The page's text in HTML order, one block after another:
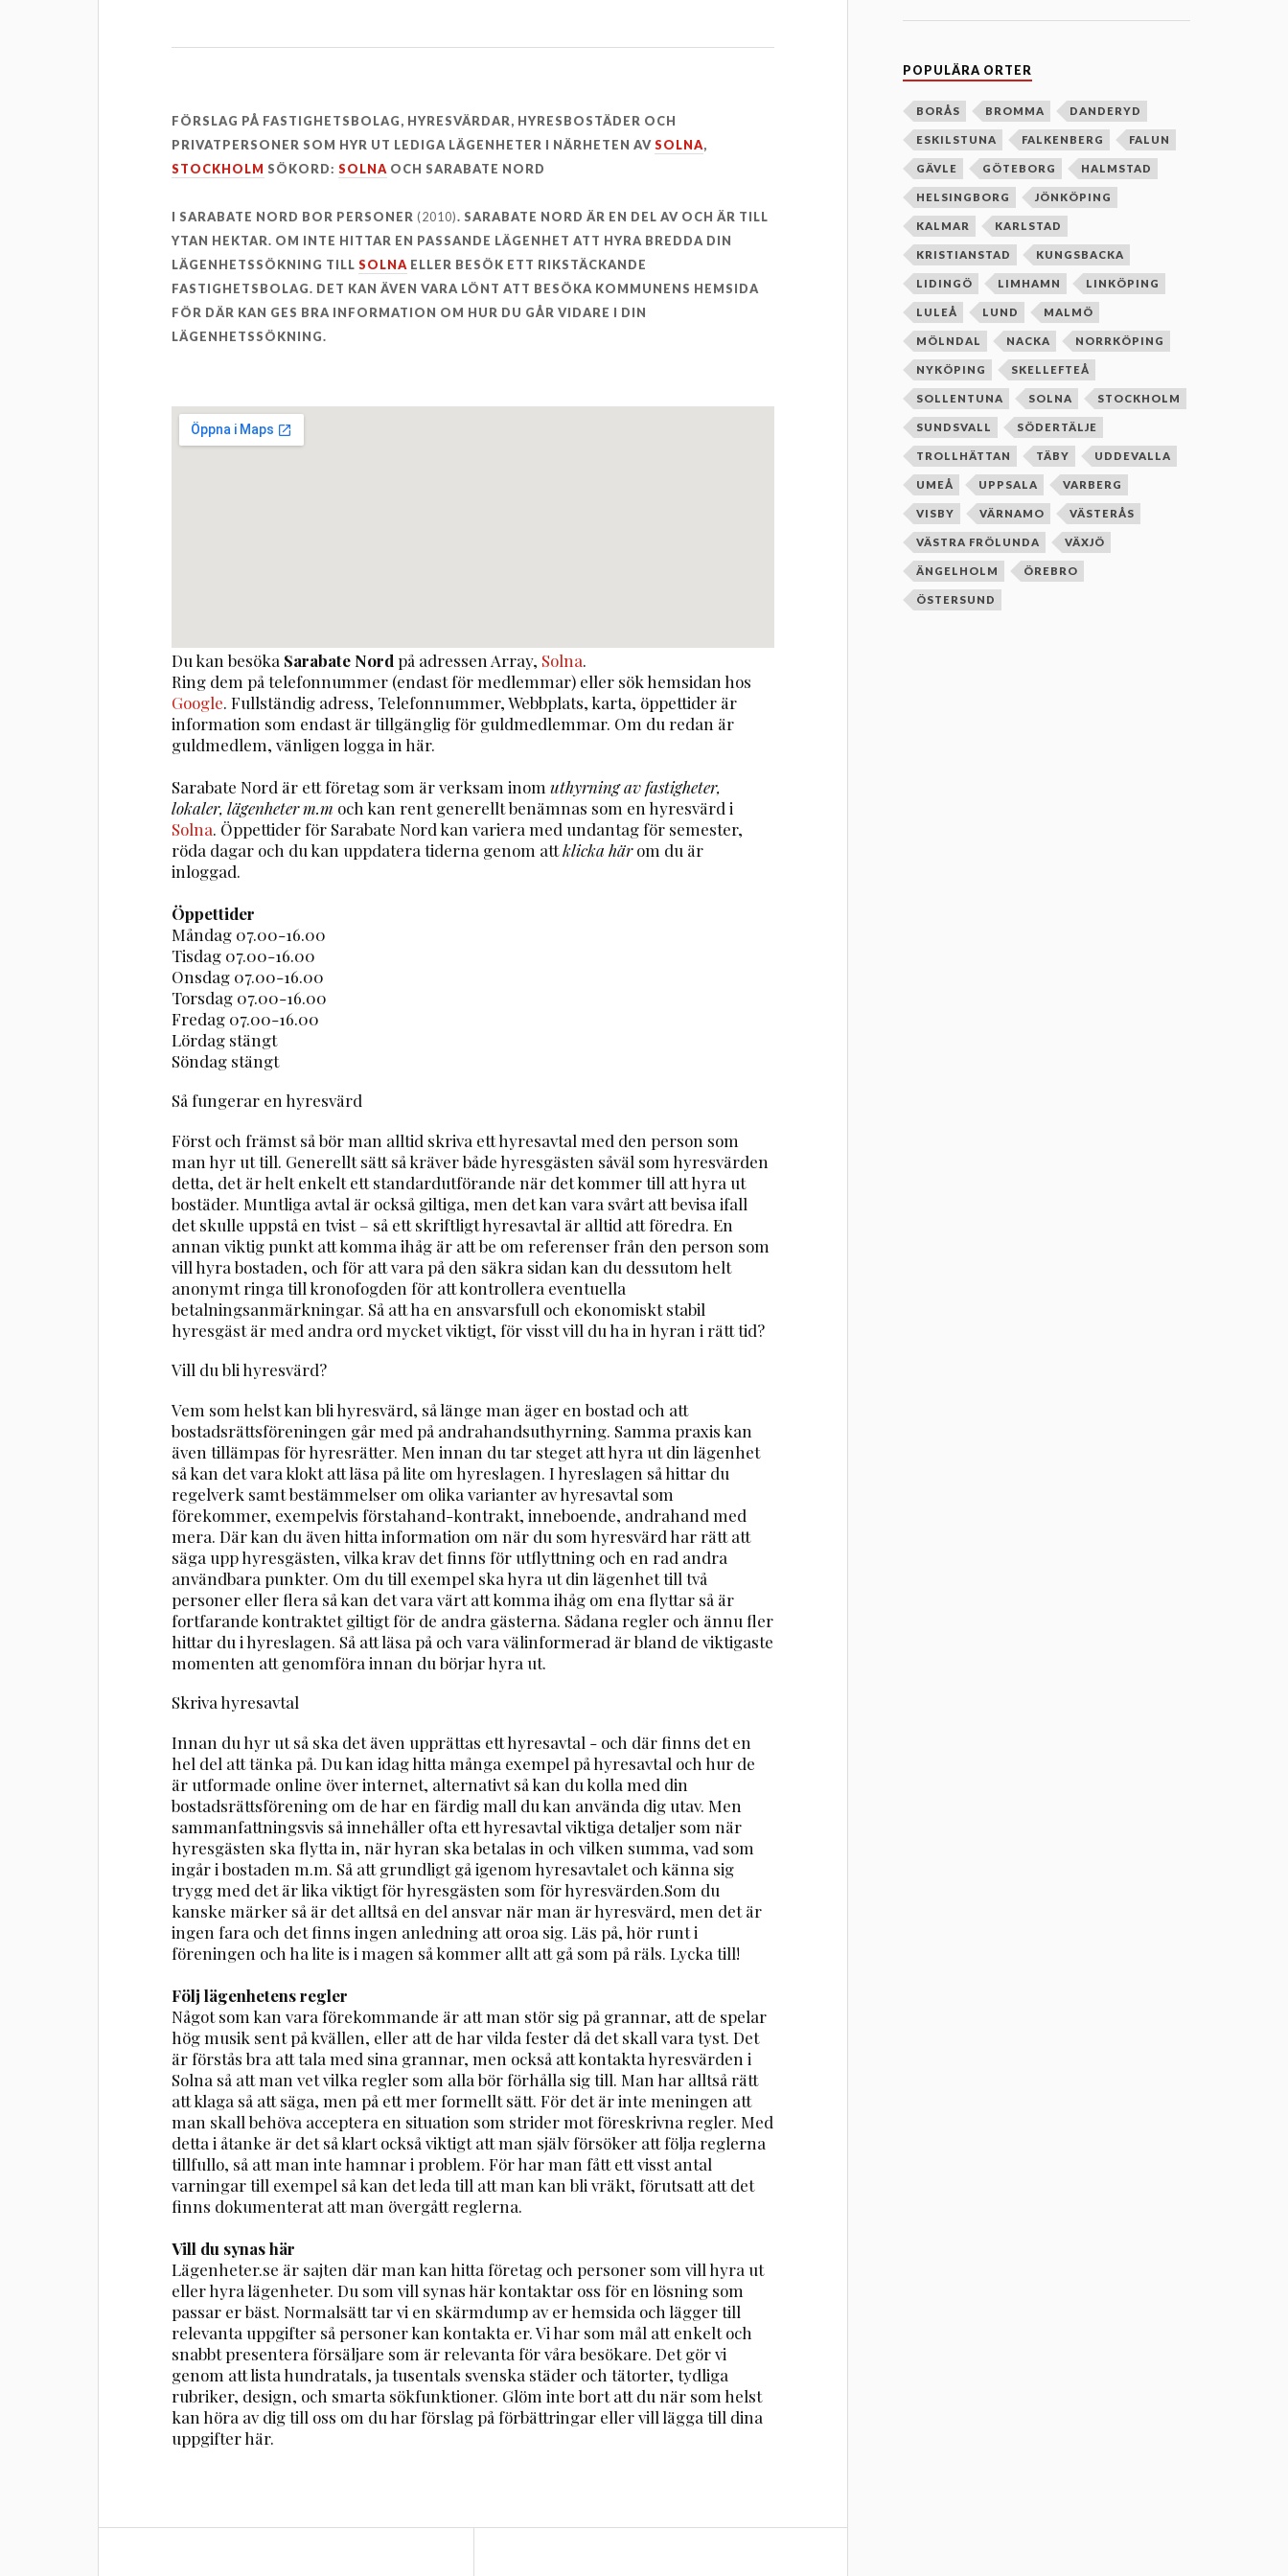
FÖRSLAG PÅ FASTIGHETSBOLAG, HYRESVÄRDAR, HYRESBOSTÄDER OCH
PRIVATPERSONER SOM HYR UT LEDIGA LÄGENHETER I NÄRHETEN AVSOLNA,
STOCKHOLM SÖKORD:SOLNA OCH SARABATE NORD
I SARABATE NORD BOR PERSONER(2010). SARABATE NORD ÄR EN DEL AV OCH ÄR TILL
YTAN HEKTAR. OM INTE HITTAR EN PASSANDE LÄGENHET ATT HYRA BREDDA DIN
LÄGENHETSSÖKNING TILLSOLNA ELLER BESÖK ETT RIKSTÄCKANDE
FASTIGHETSBOLAG. DET KAN ÄVEN VARA LÖNT ATT BESÖKA KOMMUNENS HEMSIDA
FÖR DÄR KAN GES BRA INFORMATION OM HUR DU GÅR VIDARE I DIN
LÄGENHETSSÖKNING.
Du kan besöka Sarabate Nord på adressen Array, Solna.
Ring dem på telefonnummer (endast för medlemmar) eller sök hemsidan hos
Google. Fullständig adress, Telefonnummer, Webbplats, karta, öppettider är
information som endast är tillgänglig för guldmedlemmar. Om du redan är
guldmedlem, vänligen logga in här.
Sarabate Nord är ett företag som är verksam inomuthyrning av fastigheter,
lokaler, lägenheter m.m och kan rent generellt benämnas som en hyresvärd i
Solna. Öppettider för Sarabate Nord kan variera med undantag för semester,
röda dagar och du kan uppdatera tiderna genom attklicka härom du är
inloggad.
Öppettider
Måndag 07.00-16.00
Tisdag 07.00-16.00
Onsdag 07.00-16.00
Torsdag 07.00-16.00
Fredag 07.00-16.00
Lördag stängt
Söndag stängt
Så fungerar en hyresvärd
Först och främst så bör man alltid skriva ett hyresavtal med den person som
man hyr ut till. Generellt sätt så kräver både hyresgästen såväl som hyresvärden
detta, det är helt enkelt ett standardutförande när det kommer till att hyra ut
bostäder. Muntliga avtal är också giltiga, men det kan vara svårt att bevisa ifall
det skulle uppstå en tvist – så ett skriftligt hyresavtal är alltid att föredra. En
annan viktig punkt att komma ihåg är att be om referenser från den person som
vill hyra bostaden, och för att vara på den säkra sidan kan du dessutom helt
anonymt ringa till kronofogden för att kontrollera eventuella
betalningsanmärkningar. Så att ha en ansvarsfull och ekonomiskt stabil
hyresgäst är med andra ord mycket viktigt, för visst vill du ha in hyran i rätt tid?
Vill du bli hyresvärd?
Vem som helst kan bli hyresvärd, så länge man äger en bostad och att
bostadsrättsföreningen går med på andrahandsuthyrning. Samma praxis kan
även tillämpas för hyresrätter. Men innan du tar steget att hyra ut din lägenhet
så kan det vara klokt att läsa på lite om hyreslagen. I hyreslagen så hittar du
regelverk samt bestämmelser om olika varianter av hyresavtal som
förekommer, exempelvis förstahand-kontrakt, inneboende, andrahand med
mera. Där kan du även hitta information om när du som hyresvärd har rätt att
säga upp hyresgästen, vilka krav det finns för utflyttning och en rad andra
användbara punkter. Om du till exempel ska hyra ut din lägenhet till två
personer eller flera så kan det vara värt att komma ihåg om ena flyttar så är
fortfarande kontraktet giltigt för de andra gästerna. Sådana regler och ännu fler
hittar du i hyreslagen. Så att läsa på och vara välinformerad är bland de viktigaste
momenten att genomföra innan du börjar hyra ut.
Skriva hyresavtal
Innan du hyr ut så ska det även upprättas ett hyresavtal - och där finns det en
hel del att tänka på. Du kan idag hitta många exempel på hyresavtal och hur de
är utformade online över internet, alternativt så kan du kolla med din
bostadsrättsförening om de har en färdig mall du kan använda dig utav. Men
sammanfattningsvis så innehåller ofta ett hyresavtal viktiga detaljer som när
hyresgästen ska flytta in, när hyran ska betalas in och vilken summa, vad som
ingår i bostaden m.m. Så att grundligt gå igenom hyresavtalet och känna sig
trygg med det är lika viktigt för hyresgästen som för hyresvärden.Som du
kanske märker så är det alltså en del ansvar när man är hyresvärd, men det är
ingen fara och det finns ingen anledning att oroa sig. Läs på, hör runt i
föreningen och ha lite is i magen så kommer allt att gå som på räls. Lycka till!
Följ lägenhetens regler
Något som kan vara förekommande är att man stör sig på grannar, att de spelar
hög musik sent på kvällen, eller att de har vilda fester då det skall vara tyst. Det
är förstås bra att tala med sina grannar, men också att kontakta hyresvärden i
Solna så att man vet vilka regler som alla bör förhålla sig till. Man har alltså rätt
att klaga så att säga, men på ett mer formellt sätt. För det är inte meningen att
man skall behöva acceptera en situation som strider mot föreskrivna regler. Med
detta i åtanke är det så klart också viktigt att man själv försöker att följa reglerna
tillfullo, så att man inte hamnar i problem. För har man fått ett visst antal
varningar till exempel så kan det leda till att man kan bli vräkt, förutsatt att det
finns dokumenterat att man övergått reglerna.
Vill du synas här
Lägenheter.se är sajten där man kan hitta företag och personer som vill hyra ut
eller hyra lägenheter. Du som vill synas här kontaktar oss för en lösning som
passar er bäst. Normalsätt tar vi en skärmdump av er hemsida och lägger till
relevanta uppgifter så personer kan kontakta er. Vi har som mål att enkelt och
snabbt presentera försäljare som är relevanta för våra besökare. Det gör vi
genom att lista hundratals, ja tusentals svenska städer och tätorter, tydliga
rubriker, design, och smarta sökfunktioner. Glöm inte bort att du när som helst
kan höra av dig till oss om du har förslag på förbättringar eller vill lägga till dina
uppgifter här.
e
k
s
n
POPULÄRA ORTER
BORÅS BROMMA DANDERYD
ESKILSTUNA FALKENBERG FALUN
GÄVLE GÖTEBORG HALMSTAD
HELSINGBORG JÖNKÖPING
KALMAR KARLSTAD
KRISTIANSTAD KUNGSBACKA
LIDINGÖ LIMHAMN LINKÖPING
LULEÅ LUND MALMÖ
MÖLNDAL NACKA NORRKÖPING
NYKÖPING SKELLEFTEÅ
SOLLENTUNA SOLNA STOCKHOLM
SUNDSVALL SÖDERTÄLJE
TROLLHÄTTAN TÄBY UDDEVALLA
UMEÅ UPPSALA VARBERG
VISBY VÄRNAMO VÄSTERÅS
VÄSTRA FRÖLUNDA VÄXJÖ
ÄNGELHOLM ÖREBRO
ÖSTERSUND